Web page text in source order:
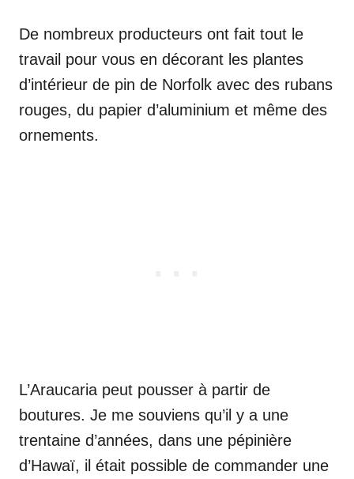
De nombreux producteurs ont fait tout le
travail pour vous en décorant les plantes
d’intérieur de pin de Norfolk avec des rubans
rouges, du papier d’aluminium et même des
ornements.
L’Araucaria peut pousser à partir de
boutures. Je me souviens qu’il y a une
trentaine d’années, dans une pépinière
d’Hawaï, il était possible de commander une